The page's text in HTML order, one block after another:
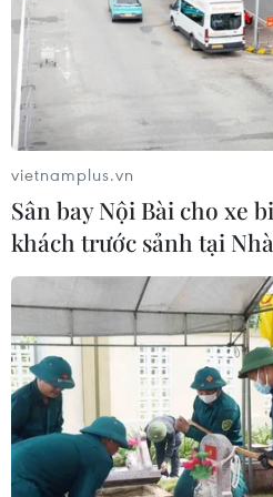
Chẩn đoán và điều trị thành
trường hợp mắc bệnh viêm
hiếm gặp
30/07/2026 08:15
Trao tặng 10 gia đình khó
trị vô sinh hiếm muộn miễn
Cuộc thi Tôi khỏe đẹp hơn
thông điệp dinh dưỡng
hợp lý
30/07/2026 07:17
vietnamplus.vn
Sân bay Nội Bài cho xe
khách trước sảnh tại Nhà